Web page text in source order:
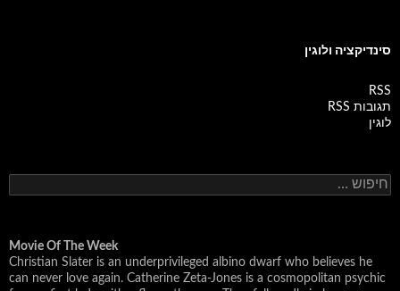
סינדיקציה ולוגין
RSS
תגובות RSS
לוגין
ח
י
Movie Of The Week
Christian Slater is an underprivileged albino dwarf who believes he
can never love again. Catherine Zeta-Jones is a cosmopolitan psychic